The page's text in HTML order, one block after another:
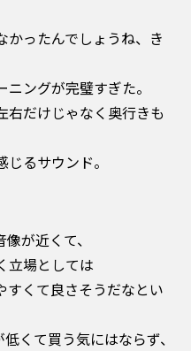
かったんでしょうね、き
ングが完璧すぎた。
右だけじゃなく奥行きも
るサウンド。
が近くて、
立場としては
すくて良さそうだなとい
くて買う気にはならず、